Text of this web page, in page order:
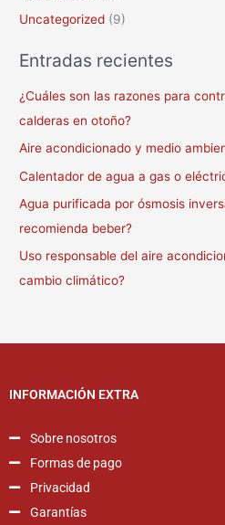
Uncategorized (9)
Entradas recientes
¿Cuáles son las razones para
calderas en otoño?
Aire acondicionado y medio
Calentador de agua a gas o
Agua purificada por ósmosis
recomienda beber?
Uso responsable del aire
cambio climático?
INFORMACIÓN EXTRA
Sobre nosotros
Formas de pago
Privacidad
Garantías